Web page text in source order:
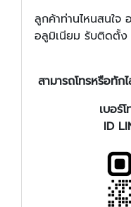
ลูกค้าท่านไหนสนใจ
อลูมิเนียม รับติดตั้ง
สามารถโทรหรือทั
เบอร์
ID